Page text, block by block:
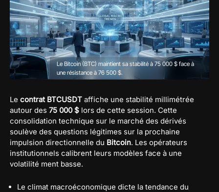
Le Bitcoin (BTC) maintient sa stabilité à 75 000 $ face à
une résistance à 76 500 $.
Le contrat BTCUSDT affiche une stabilité millimétrée
autour des 75 000 $ lors de cette session. Cette
consolidation technique sur le marché des dérivés
soulève des questions légitimes sur la prochaine
impulsion directionnelle du Bitcoin. Les opérateurs
institutionnels calibrent leurs modèles face à une
volatilité ment basse.
Le climat macroéconomique dicte la tendance du